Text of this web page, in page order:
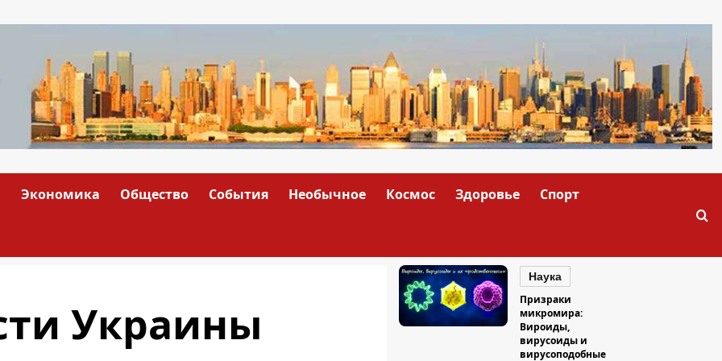
Экономика Общество События Необычное Космос Здоровье Спорт
Украины
Наука
Призраки
микромира:
Вироиды,
вирусоиды и
вирусоподобные